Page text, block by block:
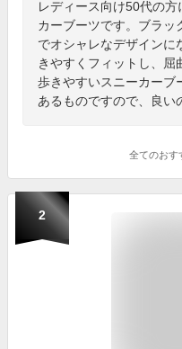
レディース向け50代の
カーブーツです。ブラッ
でオシャレなデザインに
きやすくフィットし、屈
歩きやすいスニーカーブ
あるものですので、良い
全てのおす
2